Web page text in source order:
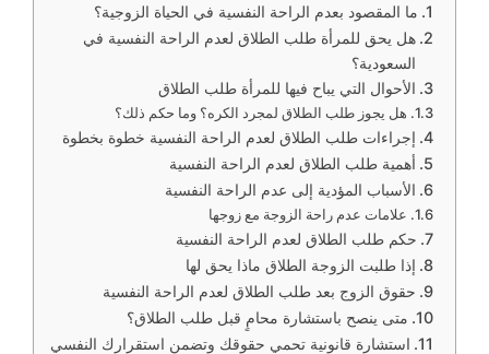
ما المقصود بعدم الراحة النفسية في الحياة الزوجية؟
هل يحق للمرأة طلب الطلاق لعدم الراحة النفسية في
السعودية؟
الأحوال التي يباح فيها للمرأة طلب الطلاق
هل يجوز طلب الطلاق لمجرد الكره؟ وما حكم ذلك؟
إجراءات طلب الطلاق لعدم الراحة النفسية خطوة بخطوة
أهمية طلب الطلاق لعدم الراحة النفسية
الأسباب المؤدية إلى عدم الراحة النفسية
علامات عدم راحة الزوجة مع زوجها
حكم طلب الطلاق لعدم الراحة النفسية
إذا طلبت الزوجة الطلاق ماذا يحق لها
حقوق الزوج بعد طلب الطلاق لعدم الراحة النفسية
متى ينصح باستشارة محامٍ قبل طلب الطلاق؟
استشارة قانونية تحمي حقوقك وتضمن استقرارك النفسي